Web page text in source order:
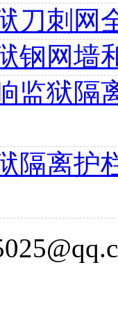
刀刺网
钢网墙
监狱隔
隔离护